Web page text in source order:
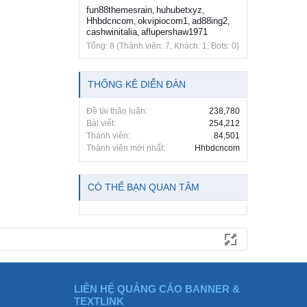
fun88themesrain, huhubetxyz,
Hhbdcncom, okvipiocom1, ad88ing2,
cashwinitalia, aflupershaw1971
Tổng: 8 (Thành viên: 7, Khách: 1, Bots: 0)
THỐNG KÊ DIỄN ĐÀN
Đề tài thảo luận:
238,780
Bài viết:
254,212
Thành viên:
84,501
Thành viên mới nhất:
Hhbdcncom
CÓ THỂ BẠN QUAN TÂM
LIÊN HỆ QUẢNG CÁO BANNER &
TEXTLINK